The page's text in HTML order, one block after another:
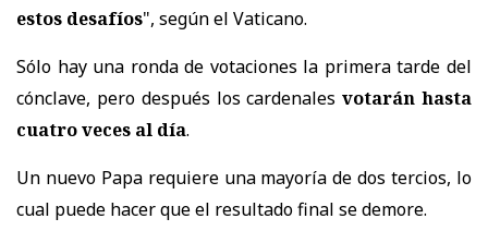
estos desafíos", según el Vaticano.
Sólo hay una ronda de votaciones la primera tarde del
cónclave, pero después los cardenalesvotarán hasta
cuatro veces al día.
Un nuevo Papa requiere una mayoría de dos tercios, lo
cual puede hacer que el resultado final se demore.